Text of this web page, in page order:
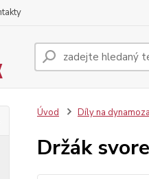
Úvod Díly na
Držák